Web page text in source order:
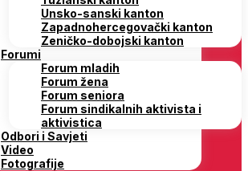
Unsko-sanski kanton
Zapadnohercegovački kanton
Zeničko-dobojski kanton
Forumi
Forum mladih
Forum žena
Forum seniora
Forum sindikalnih aktivista i
aktivistica
Odbori i Savjeti
Video
Fotografije